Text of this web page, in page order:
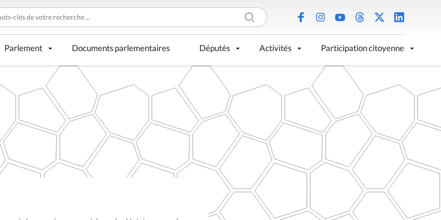
Parlement Documents parlementaires Députés Activités Participation citoyenne